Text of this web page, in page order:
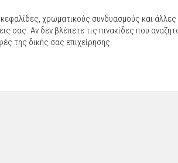
χρωματικούς συνδυασμούς και
σας. Αν δεν βλέπετε τις πινακίδες που
της δικής σας επιχείρησης.